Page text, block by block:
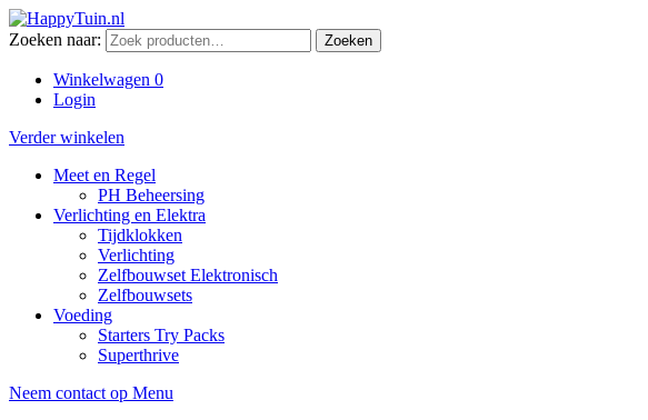
Zoeken naar: Zoeken
Winkelwagen 0
Login
Verder winkelen
Meet en Regel
PH Beheersing
Verlichting en Elektra
Tijdklokken
Verlichting
Zelfbouwset Elektronisch
Zelfbouwsets
Voeding
Starters Try Packs
Superthrive
Neem contact op Menu